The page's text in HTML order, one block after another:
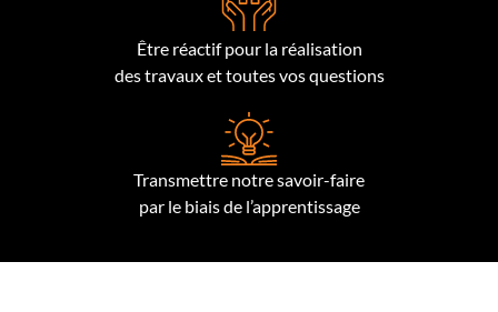
Être réactif pour la réalisation
des travaux et toutes vos questions
Transmettre notre savoir-faire
par le biais de l’apprentissage